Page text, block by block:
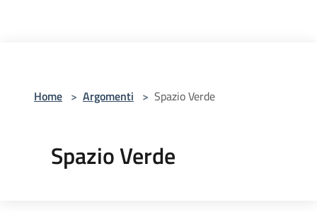
Home > Argomenti > Spazio Verde
Spazio Verde